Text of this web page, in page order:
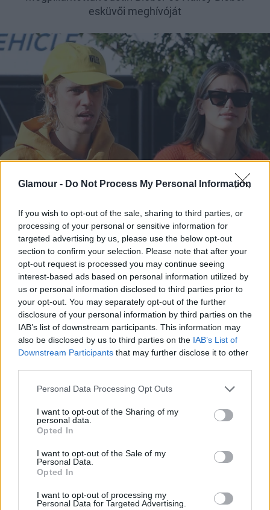
Glamour - Do Not Process My Personal Information
If you wish to opt-out of the sale, sharing to third parties, or
processing of your personal or sensitive information for
targeted advertising by us, please use the below opt-out
section to confirm your selection. Please note that after your
opt-out request is processed you may continue seeing
interest-based ads based on personal information utilized by
us or personal information disclosed to third parties prior to
your opt-out. You may separately opt-out of the further
disclosure of your personal information by third parties on the
IAB’s list of downstream participants. This information may
also be disclosed by us to third parties on the IAB’s List of
Downstream Participants that may further disclose it to other
Please note that this website/app uses one or more Google
not limited to your visit or usage behaviour. You may click to
grant or deny consent to Google and its third-party tags to
use your data for below specified purposes in below Google
consent section.
Personal Data Processing Opt Outs
I want to opt-out of the Sharing of my
personal data.
Opted In
I want to opt-out of the Sale of my
Personal Data.
Opted In
I want to opt-out of processing my
Personal Data for Targeted Advertising.
esküvői meghívóját
A sztárpár 30-án mondja ki ismét a boldogító igent,
és mindeközben az r`n`b sztár, Daniel Ceasar fog
énekelni.